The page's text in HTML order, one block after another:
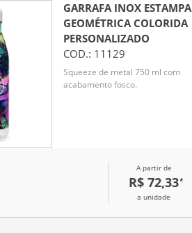
GARRAFA INOX ESTAMPA
GEOMÉTRICA COLORIDA
PERSONALIZADO
COD.: 11129
Squeeze de metal 750 ml com
acabamento fosco.
A partir de
R$ 72,33*
a unidade